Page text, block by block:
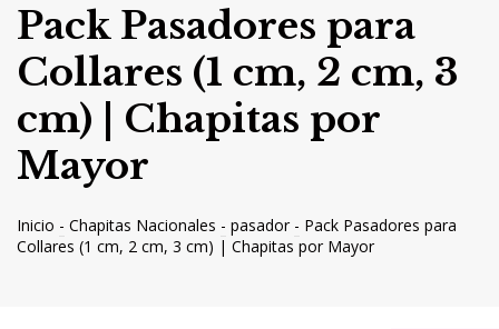
Pack Pasadores para
Collares (1 cm, 2 cm, 3
cm) | Chapitas por
Mayor
Inicio - Chapitas Nacionales - pasador - Pack Pasadores para
Collares (1 cm, 2 cm, 3 cm) | Chapitas por Mayor